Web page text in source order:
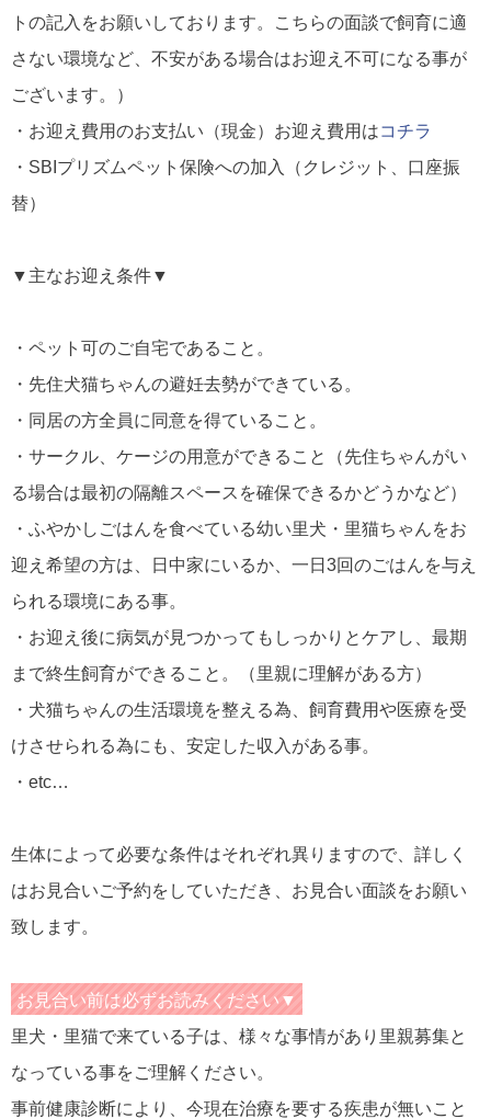
トの記入をお願いしております。こちらの面談で飼育に適
さない環境など、不安がある場合はお迎え不可になる事が
ございます。）
・お迎え費用のお支払い（現金） お迎え費用はコチラ
・SBIプリズムペット保険への加入（クレジット、口座振
替）
▼主なお迎え条件▼
・ペット可のご自宅であること。
・先住犬猫ちゃんの避妊去勢ができている。
・同居の方全員に同意を得ていること。
・サークル、ケージの用意ができること（先住ちゃんがい
る場合は最初の隔離スペースを確保できるかどうかなど）
・ふやかしごはんを食べている幼い里犬・里猫ちゃんをお
迎え希望の方は、日中家にいるか、一日3回のごはんを与え
られる環境にある事。
・お迎え後に病気が見つかってもしっかりとケアし、最期
まで終生飼育ができること。（里親に理解がある方）
・犬猫ちゃんの生活環境を整える為、飼育費用や医療を受
けさせられる為にも、安定した収入がある事。
・etc…
生体によって必要な条件はそれぞれ異りますので、詳しく
はお見合いご予約をしていただき、お見合い面談をお願い
致します。
お見合い前は必ずお読みください▼
里犬・里猫で来ている子は、様々な事情があり里親募集と
なっている事をご理解ください。
事前健康診断により、今現在治療を要する疾患が無いこと